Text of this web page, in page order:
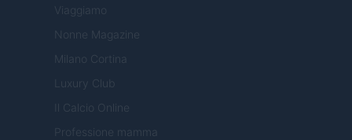
Viaggiamo
Nonne Magazine
Milano Cortina
Luxury Club
Il Calcio Online
Professione mamma